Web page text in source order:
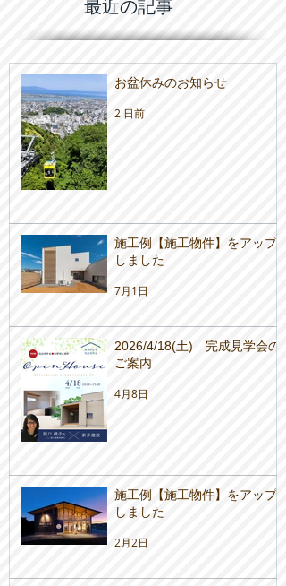
最近の記事
お盆休みのお知らせ
2 日前
施工例【施工物件】をアップ
しました
7月1日
2026/4/18(土) 完成見学会の
ご案内
4月8日
施工例【施工物件】をアップ
しました
2月2日